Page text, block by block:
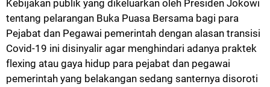
Kebijakan publik yang dikeluarkan oleh Presiden Jokowi
tentang pelarangan Buka Puasa Bersama bagi para
Pejabat dan Pegawai pemerintah dengan alasan transisi
Covid-19 ini disinyalir agar menghindari adanya praktek
flexing atau gaya hidup para pejabat dan pegawai
pemerintah yang belakangan sedang santernya disoroti